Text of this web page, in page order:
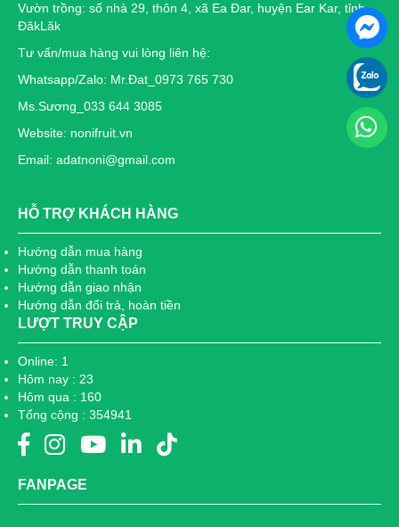
Vườn trồng: số nhà 29, thôn 4, xã Ea Đar, huyện Ear Kar, tỉnh
ĐăkLăk
Tư vấn/mua hàng vui lòng liên hệ:
Whatsapp/Zalo: Mr.Đat_0973 765 730
Ms.Sương_033 644 3085
Website: nonifruit.vn
Email: adatnoni@gmail.com
HỖ TRỢ KHÁCH HÀNG
Hướng dẫn mua hàng
Hướng dẫn thanh toán
Hướng dẫn giao nhận
Hướng dẫn đổi trả, hoàn tiền
LƯỢT TRUY CẬP
Online: 1
Hôm nay : 23
Hôm qua : 160
Tổng cộng : 354941
FANPAGE